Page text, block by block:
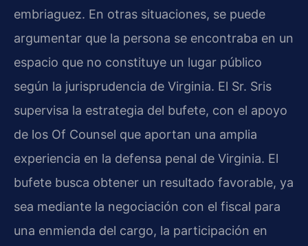
embriaguez. En otras situaciones, se puede
argumentar que la persona se encontraba en un
espacio que no constituye un lugar público
según la jurisprudencia de Virginia. El Sr. Sris
supervisa la estrategia del bufete, con el apoyo
de los Of Counsel que aportan una amplia
experiencia en la defensa penal de Virginia. El
bufete busca obtener un resultado favorable, ya
sea mediante la negociación con el fiscal para
una enmienda del cargo, la participación en